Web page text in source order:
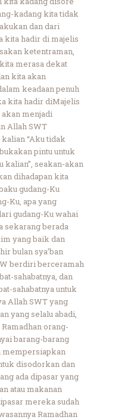
kadang kita tidak
dan dari
kita hadir di majelis
ketentraman,
merasa dekat
kita akan
keadaan penuh
kita hadir diMajelis
menjadi
Allah SWT
“Aku tidak
pintu untuk
kalian”, seakan-akan
dihadapan kita
gudang-Ku
Ku, apa yang
gudang-Ku wahai
sekarang berada
yang baik dan
bulan sya’ban
berdiri berceramah
sahabatnya, dan
sahabatnya untuk
Allah SWT yang
yang selalu abadi,
orang-
barang-barang
mempersiapkan
disodorkan dan
ada dipasar yang
atau makanan
mereka sudah
Ramadhan